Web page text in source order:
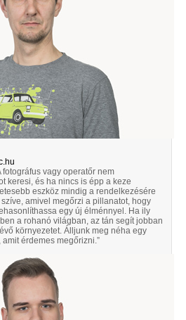
fotográfus vagy operatőr nem
keresi, és ha nincs is épp a keze
eszköz mindig a rendelkezésére
amivel megőrzi a pillanatot, hogy
egy új élménnyel. Ha ily
a rohanó világban, az tán segít jobban
környezetet. Álljunk meg néha egy
érdemes megőrizni.”